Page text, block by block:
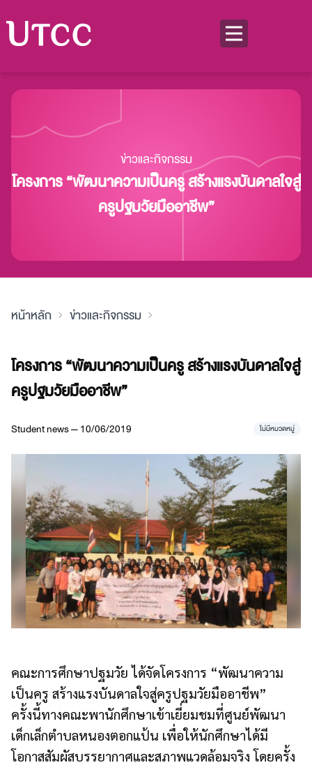
ข่าวและกิจกรรม
โครงการ “พัฒนาความเป็นครู สร้างแรงบันดาลใจสู่
ครูปฐมวัยมืออาชีพ”
หน้าหลัก ข่าวและกิจกรรม
โครงการ “พัฒนาความเป็นครู สร้างแรงบันดาลใจสู่
ครูปฐมวัยมืออาชีพ”
Student news — 10/06/2019 ไม่มีหมวดหมู่
คณะการศึกษาปฐมวัย ได้จัดโครงการ “พัฒนาความ
เป็นครู สร้างแรงบันดาลใจสู่ครูปฐมวัยมืออาชีพ”
ครั้งนี้ทางคณะพานักศึกษาเข้าเยี่ยมชมที่ศูนย์พัฒนา
เด็กเล็กตำบลหนองตอกแป้น เพื่อให้นักศึกษาได้มี
โอกาสสัมผัสบรรยากาศและสภาพแวดล้อมจริง โดยครั้ง